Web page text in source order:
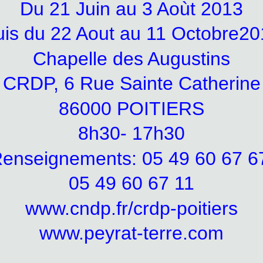
Du 21 Juin au 3 Aoùt 2013
du 22 Aout au 11
Chapelle des Augustins
CRDP, 6 Rue Sainte Catherine
86000 POITIERS
8h30- 17h30
05 49 60 67
05 49 60 67 11
www.cndp.fr/crdp-poitiers
www.peyrat-terre.com